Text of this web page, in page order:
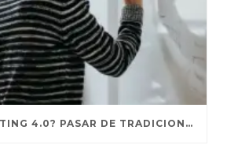
¿QUÉ ES MARKETING 4.0? PASAR DE TRADICIONAL A DIGITAL